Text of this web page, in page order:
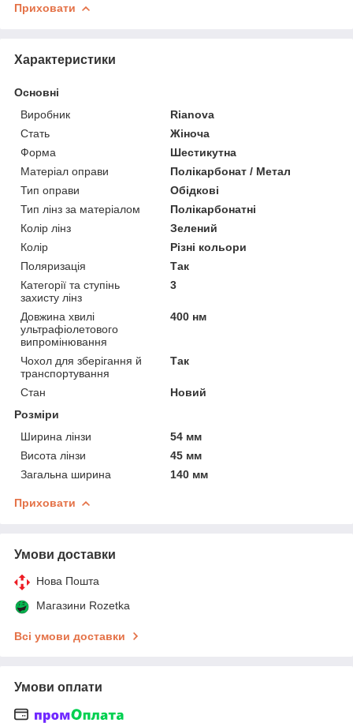
Приховати
Характеристики
Основні
Виробник
Rianova
Стать
Жіноча
Форма
Шестикутна
Матеріал оправи
Полікарбонат / Метал
Тип оправи
Обідкові
Тип лінз за матеріалом
Полікарбонатні
Колір лінз
Зелений
Колір
Різні кольори
Поляризація
Так
Категорії та ступінь
захисту лінз
3
Довжина хвилі
ультрафіолетового
випромінювання
400 нм
Чохол для зберігання й
транспортування
Так
Стан
Новий
Розміри
Ширина лінзи
54 мм
Висота лінзи
45 мм
Загальна ширина
140 мм
Приховати
Умови доставки
Нова Пошта
Магазини Rozetka
Всі умови доставки
Умови оплати